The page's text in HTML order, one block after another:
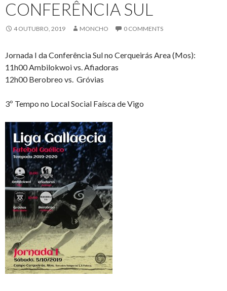
CONFERÊNCIA SUL
4 OUTUBRO, 2019 MONCHO 0 COMMENTS
Jornada I da Conferência Sul no Cerqueirás Area (Mos):
11h00 Ambilokwoi vs. Afiadoras
12h00 Berobreo vs. Gróvias
3º Tempo no Local Social Faísca de Vigo